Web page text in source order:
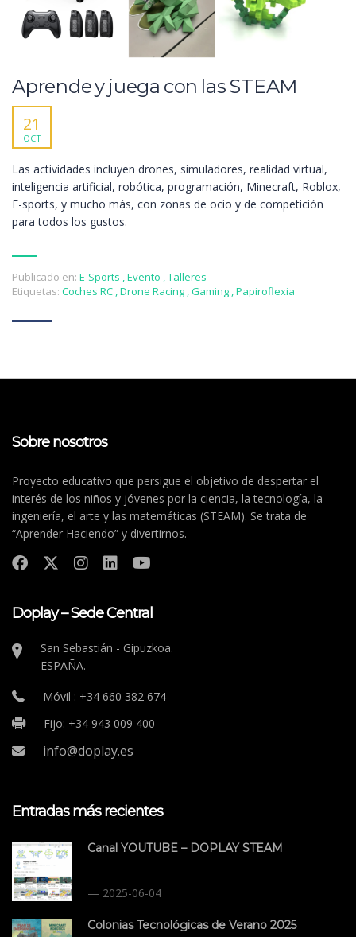
Aprende y juega con las STEAM
21
OCT
Las actividades incluyen drones, simuladores, realidad virtual,
inteligencia artificial, robótica, programación, Minecraft, Roblox,
E-sports, y mucho más, con zonas de ocio y de competición
para todos los gustos.
Publicado en: E-Sports ,Evento ,Talleres
Etiquetas: Coches RC ,Drone Racing ,Gaming ,Papiroflexia
Sobre nosotros
Proyecto educativo que persigue el objetivo de despertar el
interés de los niños y jóvenes por la ciencia, la tecnología, la
ingeniería, el arte y las matemáticas (STEAM). Se trata de
“Aprender Haciendo” y divertirnos.
Doplay – Sede Central
San Sebastián - Gipuzkoa.
ESPAÑA.
Móvil : +34 660 382 674
Fijo: +34 943 009 400
info@doplay.es
Entradas más recientes
Canal YOUTUBE – DOPLAY STEAM
2025-06-04
Colonias Tecnológicas de Verano 2025